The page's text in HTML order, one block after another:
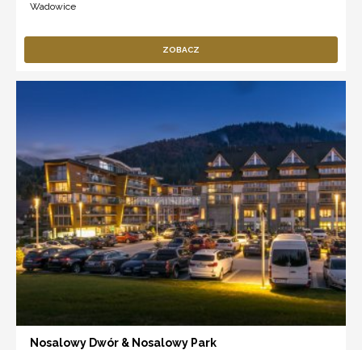
Wadowice
ZOBACZ
Nosalowy Dwór & Nosalowy Park